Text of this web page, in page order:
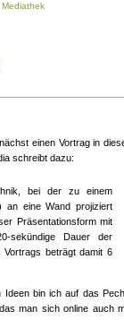
Mediathek
einen Vortrag in
schreibt dazu:
bei der zu einem
an eine Wand projiziert
Präsentationsform mit
sekündige Dauer der
Vortrags beträgt damit 6
Ideen bin ich auf das
man sich online auch